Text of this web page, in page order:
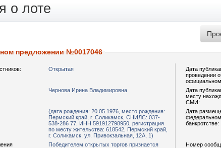
о лоте
предложении №0017046
Открытая
Дата
проведении
Чернова Ирина Владимировна
Дата
месту
СМИ:
(дата рождения: 20.05.1976, место рождения:
Пермский край, г. Соликамск, СНИЛС: 037-
538-286 77, ИНН 591912798950, регистрация
по месту жительства: 618542, Пермский край,
г. Соликамск, ул. Привокзальная, 12А, 1)
Дата
банкротстве:
Победителем открытых торгов признается
Номер